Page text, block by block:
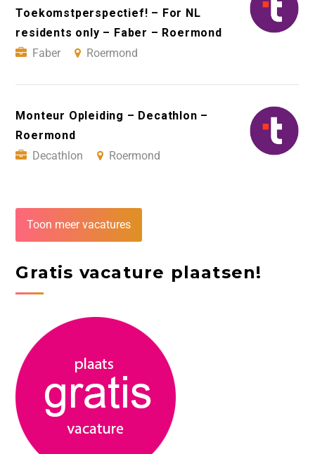
Toekomstperspectief! – For NL
residents only – Faber – Roermond
Faber
Roermond
Monteur Opleiding – Decathlon –
Roermond
Decathlon
Roermond
Toon meer vacatures
Gratis vacature plaatsen!